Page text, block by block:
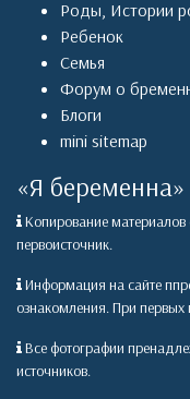
Роды, Истории
Ребенок
Семья
Форум о
Блоги
mini sitemap
«Я беременна»
Копирование
первоисточник.
Информация на сайте
ознакомления. При первых
Все фотографии
источников.